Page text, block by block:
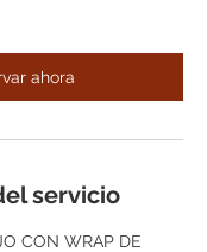
ahora
servicio
CON WRAP DE